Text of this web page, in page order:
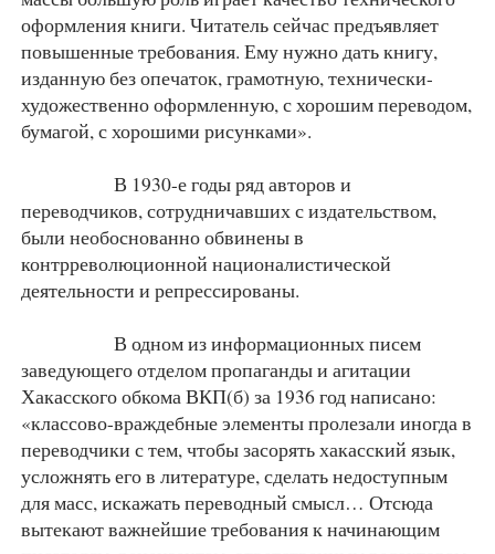
оформления книги. Читатель сейчас предъявляет
повышенные требования. Ему нужно дать книгу,
изданную без опечаток, грамотную, технически-
художественно оформленную, с хорошим переводом,
бумагой, с хорошими рисунками».
В 1930-е годы ряд авторов и
переводчиков, сотрудничавших с издательством,
были необоснованно обвинены в
контрреволюционной националистической
деятельности и репрессированы.
В одном из информационных писем
заведующего отделом пропаганды и агитации
Хакасского обкома ВКП(б) за 1936 год написано:
«классово-враждебные элементы пролезали иногда в
переводчики с тем, чтобы засорять хакасский язык,
усложнять его в литературе, сделать недоступным
для масс, искажать переводный смысл… Отсюда
вытекают важнейшие требования к начинающим